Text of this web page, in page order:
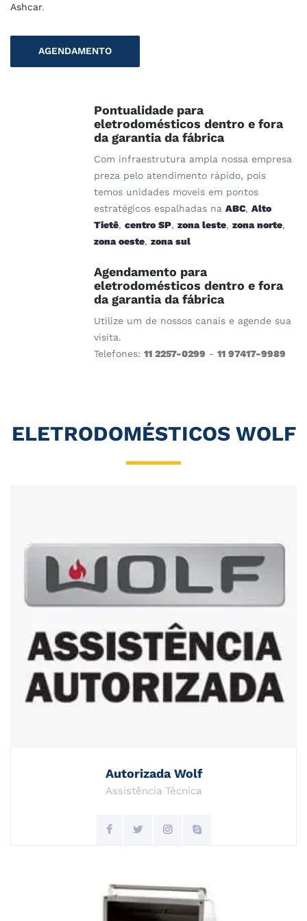
Ashcar.
AGENDAMENTO
Pontualidade para
eletrodomésticos dentro e fora
da garantia da fábrica
Com infraestrutura ampla nossa empresa
preza pelo atendimento rápido, pois
temos unidades moveis em pontos
estratégicos espalhadas naABC,Alto
Tietê,centro SP,zona leste,zona norte,
zona oeste,zona sul
Agendamento para
eletrodomésticos dentro e fora
da garantia da fábrica
Utilize um de nossos canais e agende sua
visita.
Telefones:11 2257-0299 -11 97417-9989
ELETRODOMÉSTICOS WOLF
Autorizada Wolf
Assistência Técnica